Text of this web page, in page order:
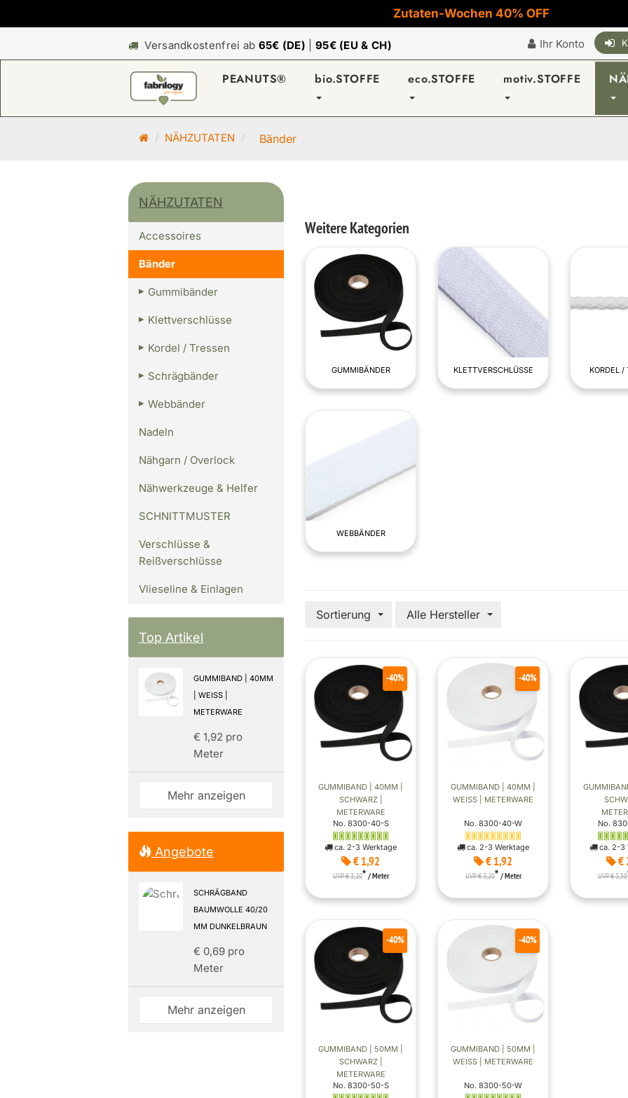
Zutaten-Wochen 40% OFF
Versandkostenfrei ab 65€ (DE) 95€ (EU & CH) Ihr Konto
PEANUTS® bio.STOFFE eco.STOFFE motiv.STOFFE
S
t
s
e
i
t
e
NÄHZUTATEN Bänder
Weitere Kategorien
GUMMIBÄNDER KLETTVERSCHLÜSSE KORDEL /
WEBBÄNDER
Sortierung Alle Hersteller
GUMMIBAND | 40MM |
SCHWARZ |
METERWARE
No. 8300-40-S
ca. 2-3 Werktage
€ 1,92
-40%
UVP € 3,20* / Meter
GUMMIBAND | 40MM |
WEISS | METERWARE
No. 8300-40-W
ca. 2-3 Werktage
€ 1,92
-40%
UVP € 3,20* / Meter
No.
ca. 2-3
€
UVP € 3,50
GUMMIBAND | 50MM |
SCHWARZ |
METERWARE
No. 8300-50-S
-40%
GUMMIBAND | 50MM |
WEISS | METERWARE
No. 8300-50-W
-40%
NÄHZUTATEN
Accessoires
Bänder
Gummibänder
Klettverschlüsse
Kordel / Tressen
Schrägbänder
Webbänder
Nadeln
Nähgarn / Overlock
Nähwerkzeuge & Helfer
SCHNITTMUSTER
Verschlüsse &
Reißverschlüsse
Vlieseline & Einlagen
Top Artikel
GUMMIBAND | 40MM
| WEISS |
METERWARE
€ 1,92 pro
Meter
Mehr anzeigen
Angebote
SCHRÄGBAND
BAUMWOLLE 40/20
MM DUNKELBRAUN
€ 0,69 pro
Meter
Mehr anzeigen